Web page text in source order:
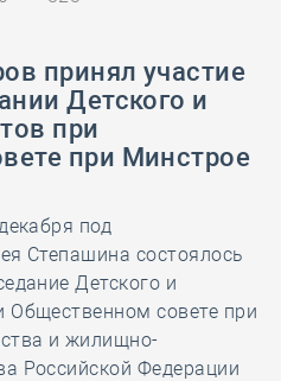
принял участие
Детского и
при
при Минстрое
под
Степашина состоялось
Детского и
Общественном совете при
и жилищно-
Российской Федерации